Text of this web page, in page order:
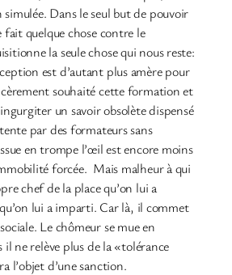
Dans le seul but de pouvoir
fait quelque chose contre le
la seule chose qui nous reste:
est d’autant plus amère pour
souhaité cette formation et
un savoir obsolète dispensé
par des formateurs sans
en trompe l’œil est encore moins
forcée. Mais malheur à qui
chef de la place qu’on lui a
lui a imparti. Car là, il commet
Le chômeur se mue en
ne relève plus de la «tolérance
l’objet d’une sanction.